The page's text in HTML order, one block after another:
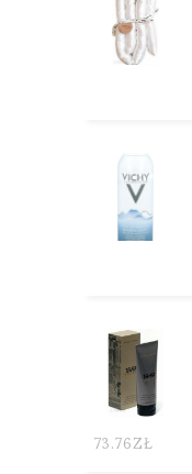
73.76ZŁ